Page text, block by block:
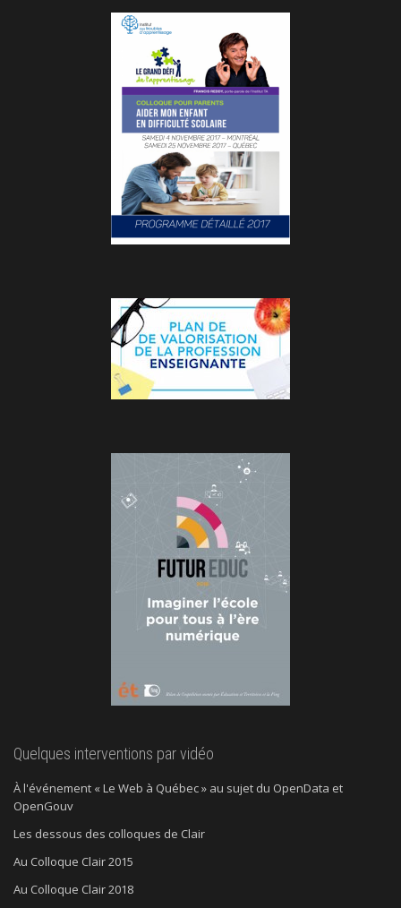
Quelques interventions par vidéo
À l'événement « Le Web à Québec » au sujet du OpenData et
OpenGouv
Les dessous des colloques de Clair
Au Colloque Clair 2015
Au Colloque Clair 2018